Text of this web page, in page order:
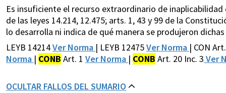
Es insuficiente el recurso extraordinario de
de las leyes 14.214, 12.475; arts. 1, 43 y 99 de la
lo desarrolla ni indica de qué manera se produjeron
LEYB 14214Ver Norma | LEYB 12475Ver Norma | CON
Norma | CONB Art. 1 Ver Norma | CONB Art. 20 Inc. 3 Ver
OCULTAR FALLOS DEL SUMARIO